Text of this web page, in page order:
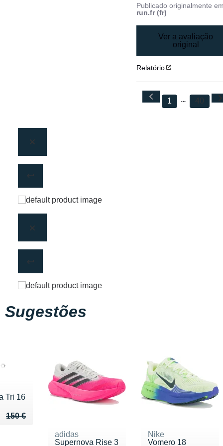
Publicado originalmente
run.fr (fr)
Ver a avaliação
original
Relatório
1 40
Sugestões
Tri 16
150 €
de 150 €
106 €
adidas
Supernova Rise 3
Nike
Vomero 18